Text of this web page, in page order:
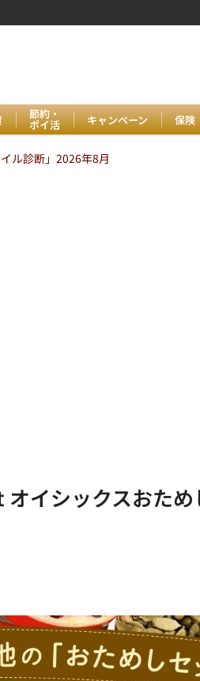
節約・
ポイ活 キャンペーン 保険
ル診断」2026年8月
イシックスおた